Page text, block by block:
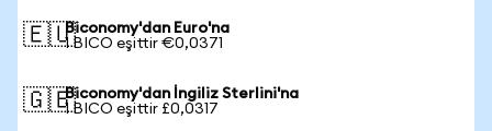
🇪🇺Biconomy'dan Euro'na
1 BICO eşittir €0,0371
🇬🇧Biconomy'dan İngiliz Sterlini'na
1 BICO eşittir £0,0317